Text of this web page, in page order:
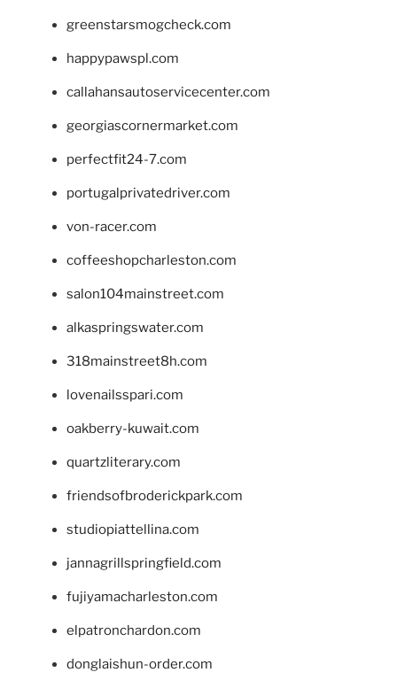
greenstarsmogcheck.com
happypawspl.com
callahansautoservicecenter.com
georgiascornermarket.com
perfectfit24-7.com
portugalprivatedriver.com
von-racer.com
coffeeshopcharleston.com
salon104mainstreet.com
alkaspringswater.com
318mainstreet8h.com
lovenailsspari.com
oakberry-kuwait.com
quartzliterary.com
friendsofbroderickpark.com
studiopiattellina.com
jannagrillspringfield.com
fujiyamacharleston.com
elpatronchardon.com
donglaishun-order.com